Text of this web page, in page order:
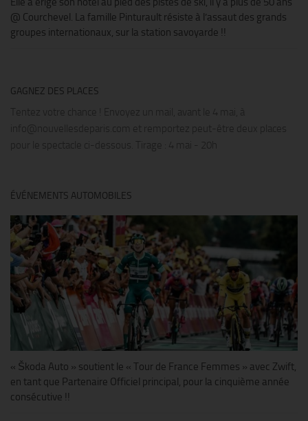
@ Courchevel. La famille Pinturault résiste à l’assaut des grands
groupes internationaux, sur la station savoyarde !!
GAGNEZ DES PLACES
Tentez votre chance ! Envoyez un mail, avant le 4 mai, à
info@nouvellesdeparis.com et remportez peut-être deux places
pour le spectacle ci-dessous. Tirage : 4 mai - 20h
ÉVÉNEMENTS AUTOMOBILES
« Škoda Auto » soutient le « Tour de France Femmes » avec Zwift,
en tant que Partenaire Officiel principal, pour la cinquième année
consécutive !!